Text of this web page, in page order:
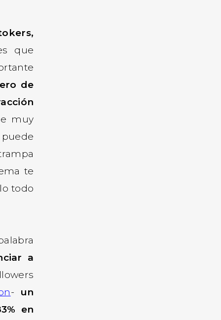
que
de
muy
te
todo
a
- un
en